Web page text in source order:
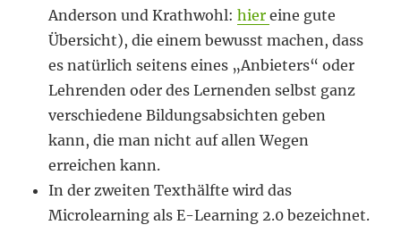
Anderson und Krathwohl:hiereine gute
Übersicht), die einem bewusst machen, dass
es natürlich seitens eines „Anbieters“ oder
Lehrenden oder des Lernenden selbst ganz
verschiedene Bildungsabsichten geben
kann, die man nicht auf allen Wegen
erreichen kann.
In der zweiten Texthälfte wird das
Microlearning als E-Learning 2.0 bezeichnet.